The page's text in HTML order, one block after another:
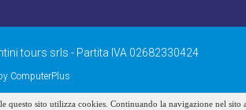
sito utilizza cookies. Continuando la navigazione nel sito
tours srls - Partita IVA 02682330424
ComputerPlus